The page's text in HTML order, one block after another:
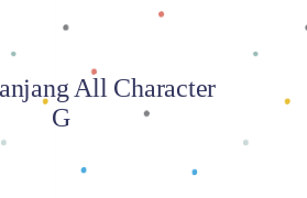
All Character
G